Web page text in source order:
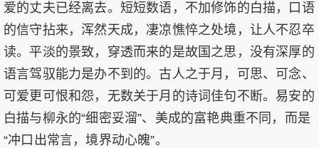
爱的丈夫已经离去。短短数语，不加修饰的白描，口语
的信守拈来，浑然天成，凄凉憔悴之处境，让人不忍卒
读。平淡的景致，穿透而来的是故国之思，没有深厚的
语言驾驭能力是办不到的。古人之于月，可思、可念、
可爱更可恨和怨，无数关于月的诗词佳句不断。易安的
白描与柳永的“细密妥溜”、美成的富艳典重不同，而是
“冲口出常言，境界动心魄”。